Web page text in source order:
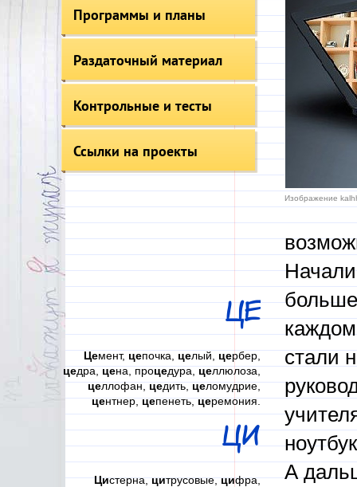
Программы и планы
Раздаточный материал
Контрольные и тесты
Ссылки на проекты
ЦЕ
Цемент, цепочка, целый, цербер,
цедра,цена, процедура,целлюлоза,
целлофан,цедить,целомудрие,
центнер,цепенеть,церемония.
ЦИ
Цистерна,цитрусовые,цифра,
Изображение
стали
А